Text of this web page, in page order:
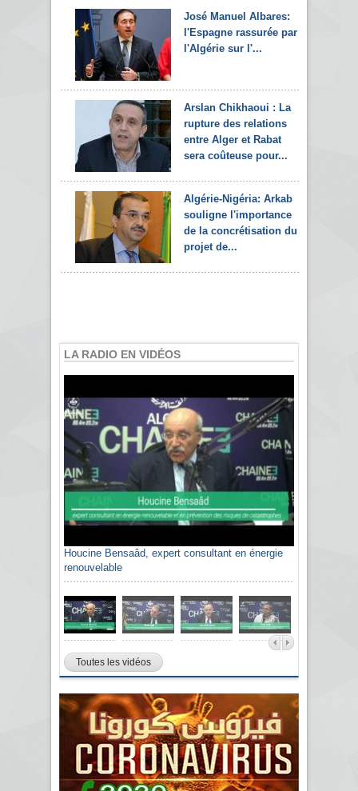
José Manuel Albares:
l'Espagne rassurée par
l'Algérie sur l'...
Arslan Chikhaoui : La
rupture des relations
entre Alger et Rabat
sera coûteuse pour...
Algérie-Nigéria: Arkab
souligne l'importance
de la concrétisation du
projet de...
LA RADIO EN VIDÉOS
Houcine Bensaâd, expert consultant en énergie
renouvelable
Toutes les vidéos